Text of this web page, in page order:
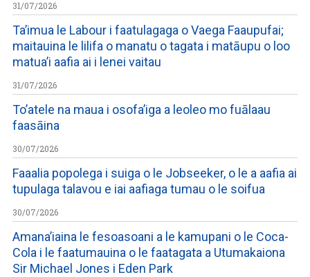
31/07/2026
Ta’imua le Labour i faatulagaga o Vaega Faaupufai;
maitauina le lilifa o manatu o tagata i matāupu o loo
matua’i aafia ai i lenei vaitau
31/07/2026
To’atele na maua i osofa’iga a leoleo mo fuālaau
faasāina
30/07/2026
Faaalia popolega i suiga o le Jobseeker, o le a aafia ai
tupulaga talavou e iai aafiaga tumau o le soifua
30/07/2026
Amana’iaina le fesoasoani a le kamupani o le Coca-
Cola i le faatumauina o le faatagata a Utumakaiona
Sir Michael Jones i Eden Park